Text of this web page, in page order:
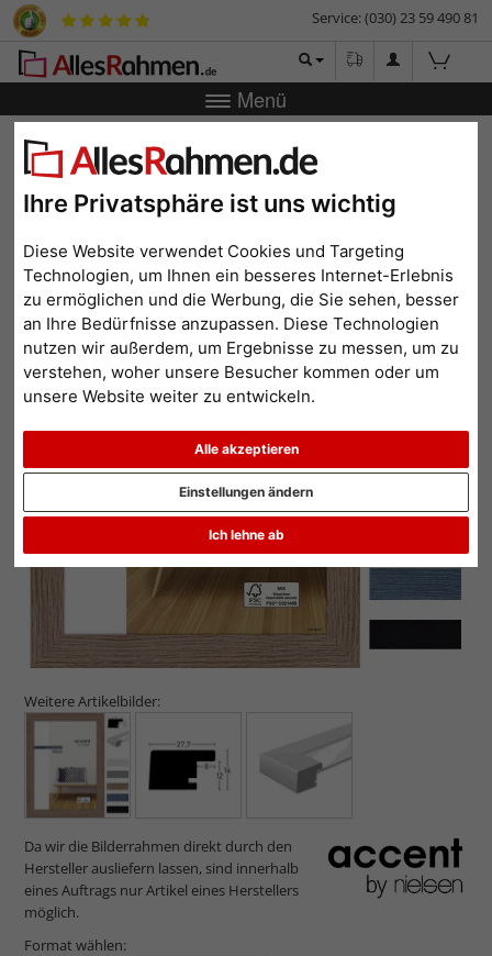
Ihre Privatsphäre ist uns wichtig
Diese Website verwendet Cookies und Targeting
Technologien, um Ihnen ein besseres Internet-Erlebnis
zu ermöglichen und die Werbung, die Sie sehen, besser
an Ihre Bedürfnisse anzupassen. Diese Technologien
nutzen wir außerdem, um Ergebnisse zu messen, um zu
verstehen, woher unsere Besucher kommen oder um
unsere Website weiter zu entwickeln.
Alle akzeptieren
Ich lehne ab
Einstellungen ändern
Service: (030) 23 59 490 81
Menü
Zurück | Bilderrahmen-Shop Bilderrahmen
Holz Bilderrahmen Oslo
Holz Bilderrahmen Oslo
Weitere Artikelbilder:
Da wir die Bilderrahmen direkt durch den
Hersteller ausliefern lassen, sind innerhalb
eines Auftrags nur Artikel eines Herstellers
möglich.
Format wählen: